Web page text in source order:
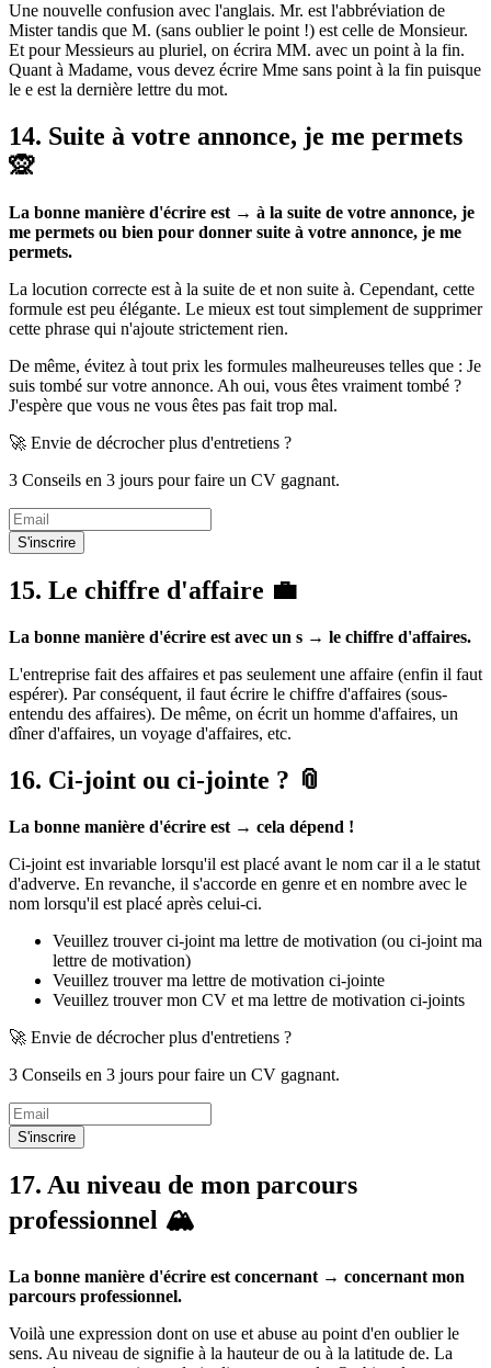
Une nouvelle confusion avec l'anglais. Mr. est l'abbréviation de
Mister tandis que M. (sans oublier le point !) est celle de Monsieur.
Et pour Messieurs au pluriel, on écrira MM. avec un point à la fin.
Quant à Madame, vous devez écrire Mme sans point à la fin puisque
le e est la dernière lettre du mot.
14. Suite à votre annonce, je me permets
🙊
La bonne manière d'écrire est → à la suite de votre annonce, je
me permets ou bien pour donner suite à votre annonce, je me
permets.
La locution correcte est à la suite de et non suite à. Cependant, cette
formule est peu élégante. Le mieux est tout simplement de supprimer
cette phrase qui n'ajoute strictement rien.
De même, évitez à tout prix les formules malheureuses telles que : Je
suis tombé sur votre annonce. Ah oui, vous êtes vraiment tombé ?
J'espère que vous ne vous êtes pas fait trop mal.
🚀 Envie de décrocher plus d'entretiens ?
3 Conseils en 3 jours pour faire un CV gagnant.
S'inscrire
15. Le chiffre d'affaire 💼
La bonne manière d'écrire est avec un s → le chiffre d'affaires.
L'entreprise fait des affaires et pas seulement une affaire (enfin il faut
espérer). Par conséquent, il faut écrire le chiffre d'affaires (sous-
entendu des affaires). De même, on écrit un homme d'affaires, un
dîner d'affaires, un voyage d'affaires, etc.
16. Ci-joint ou ci-jointe ? 📎
La bonne manière d'écrire est → cela dépend !
Ci-joint est invariable lorsqu'il est placé avant le nom car il a le statut
d'adverve. En revanche, il s'accorde en genre et en nombre avec le
nom lorsqu'il est placé après celui-ci.
Veuillez trouver ci-joint ma lettre de motivation (ou ci-joint ma
lettre de motivation)
Veuillez trouver ma lettre de motivation ci-jointe
Veuillez trouver mon CV et ma lettre de motivation ci-joints
🚀 Envie de décrocher plus d'entretiens ?
3 Conseils en 3 jours pour faire un CV gagnant.
S'inscrire
17. Au niveau de mon parcours
professionnel 🏔️
La bonne manière d'écrire est concernant → concernant mon
parcours professionnel.
Voilà une expression dont on use et abuse au point d'en oublier le
sens. Au niveau de signifie à la hauteur de ou à la latitude de. La